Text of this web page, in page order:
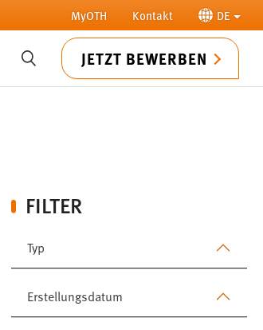
MyOTH Kontakt DE
SUCHE JETZT BEWERBEN
FILTER
Typ
Erstellungsdatum